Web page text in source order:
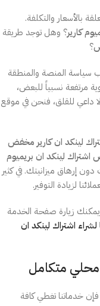
بالأسعار والتكلفة.
كارير؟ وهل توجد طريقة
؟
سياسة المنصة والمنطقة
مرتفعة نسبياً للبعض،
داعي للقلق، فنحن في موقع
لينكد ان كارير مخفض
اشتراك لينكد ان بريميوم
إرهاق ميزانيتك. في كثير
لزيادة التوفير.
زيارة صفحة الخدمة
اشتراك لينكد ان
محلي متكامل
خدماتنا تغطي كافة